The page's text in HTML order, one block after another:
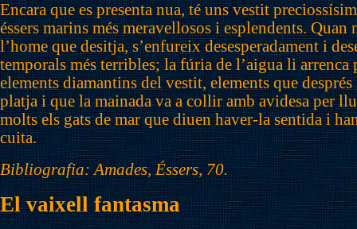
Encara que es presenta nua, té uns vestit
éssers marins més meravellosos i esplendents. Quan
l’home que desitja, s’enfureix desesperadament i
temporals més terribles; la fúria de l’aigua li arrenca
elements diamantins del vestit, elements que
platja i que la mainada va a collir amb avidesa per
molts els gats de mar que diuen haver-la sentida i
cuita.
Bibliografia: Amades, Éssers, 70.
El vaixell fantasma